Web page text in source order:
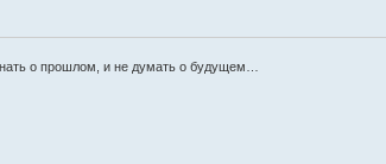
о прошлом, и не думать о будущем…